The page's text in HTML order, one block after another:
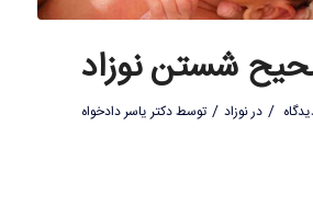
شستن نوزاد
/ درنوزاد / توسطدکتر یاسر دادخواه